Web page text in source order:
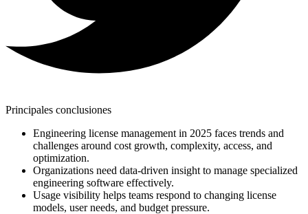
Principales conclusiones
Engineering license management in 2025 faces trends and
challenges around cost growth, complexity, access, and
optimization.
Organizations need data-driven insight to manage specialized
engineering software effectively.
Usage visibility helps teams respond to changing license
models, user needs, and budget pressure.